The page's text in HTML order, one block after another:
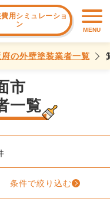
用シミュレーショ
ン
MENU
府の外壁塗装業者一覧
市
一覧
条件で絞り込む